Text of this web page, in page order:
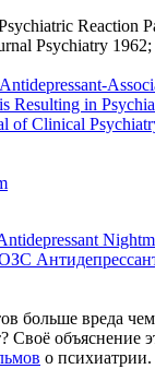
Reaction
Psychiatry 1962;
Resulting in
of Clinical
больше вреда
Своё объяснение
о психиатрии.